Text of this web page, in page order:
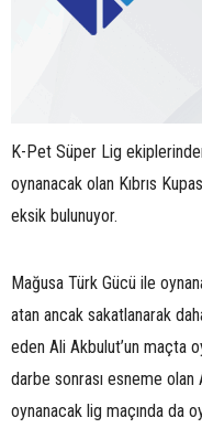
K-Pet Süper Lig
oynanacak olan Kıbrıs
eksik bulunuyor.
Mağusa Türk Gücü ile
atan ancak sakatlanarak
eden Ali Akbulut’un maçta
darbe sonrası esneme olan
oynanacak lig maçında da